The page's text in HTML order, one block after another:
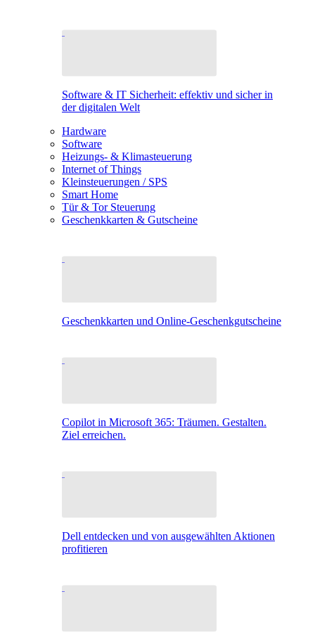
Software & IT Sicherheit: effektiv und sicher in
der digitalen Welt
Hardware
Software
Heizungs- & Klimasteuerung
Internet of Things
Kleinsteuerungen / SPS
Smart Home
Tür & Tor Steuerung
Geschenkkarten & Gutscheine
Geschenkkarten und Online-Geschenkgutscheine
Copilot in Microsoft 365: Träumen. Gestalten.
Ziel erreichen.
Dell entdecken und von ausgewählten Aktionen
profitieren